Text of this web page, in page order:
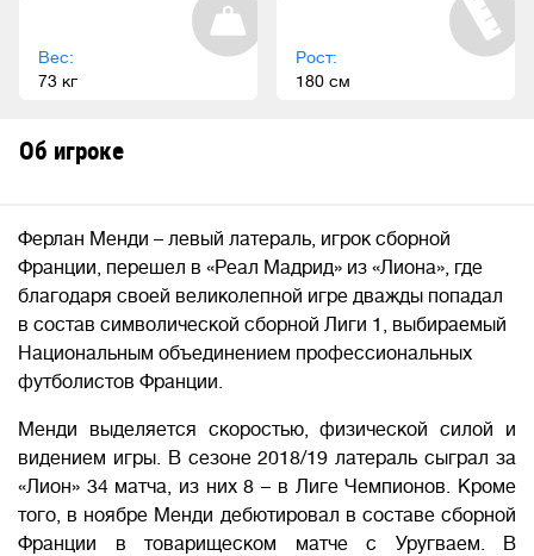
Вес:
73 кг
Рост:
180 см
Об игроке
Ферлан Менди – левый латераль, игрок сборной
Франции, перешел в «Реал Мадрид» из «Лиона», где
благодаря своей великолепной игре дважды попадал
в состав символической сборной Лиги 1, выбираемый
Национальным объединением профессиональных
футболистов Франции.
Менди выделяется скоростью, физической силой и
видением игры. В сезоне 2018/19 латераль сыграл за
«Лион» 34 матча, из них 8 – в Лиге Чемпионов. Кроме
того, в ноябре Менди дебютировал в составе сборной
Франции в товарищеском матче с Уругваем. В